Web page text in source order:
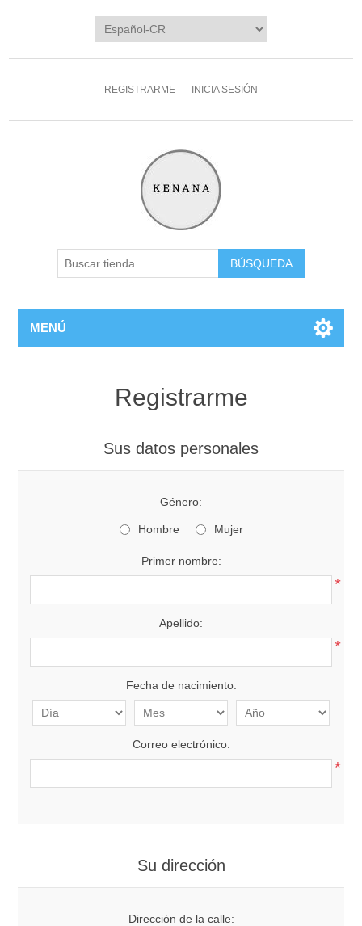
REGISTRARME INICIA SESIÓN
MENÚ
Registrarme
Sus datos personales
Género:
Hombre Mujer
Primer nombre:
*
Apellido:
*
Fecha de nacimiento:
Correo electrónico:
*
Su dirección
Dirección de la calle: